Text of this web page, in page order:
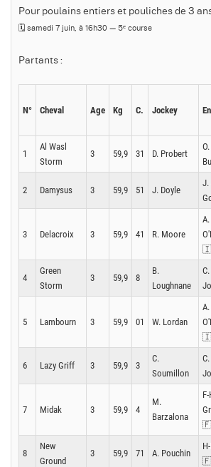
Pour poulains entiers et pouliches de 3
🗓️ samedi 7 juin, à 16h30 — 5ᵉ course
Partants :
N° Cheval Age Kg C. Jockey
1
Al Wasl
Storm
3 59,9 31 D. Probert
O.
2 Damysus 3 59,9 51 J. Doyle
J.
3 Delacroix 3 59,9 41 R. Moore
A.
4
Green
Storm
3 59,9 8
B.
Loughnane
C.
5 Lambourn 3 59,9 01 W. Lordan
A.
6 Lazy Griff 3 59,9 3
C.
Soumillon
C.
7 Midak 3 59,9 4
M.
Barzalona
F-
8
New
Ground
3 59,9 71 A. Pouchin